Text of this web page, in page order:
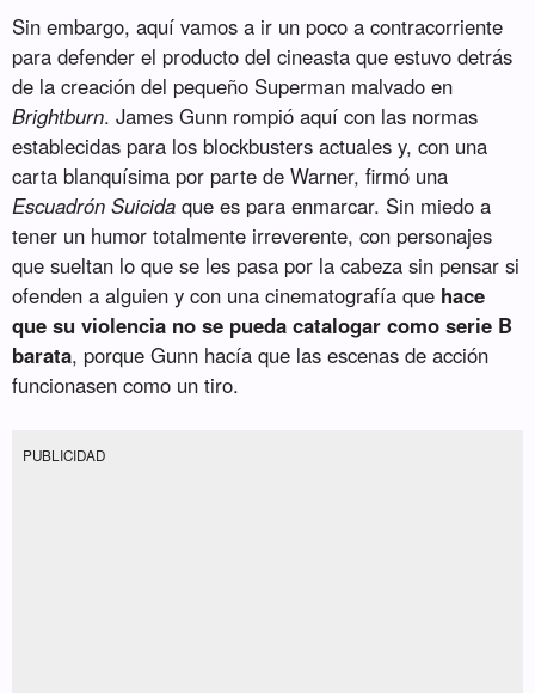
Sin embargo, aquí vamos a ir un poco a contracorriente
para defender el producto del cineasta que estuvo detrás
de la creación del pequeño Superman malvado en
Brightburn. James Gunn rompió aquí con las normas
establecidas para los blockbusters actuales y, con una
carta blanquísima por parte de Warner, firmó una
Escuadrón Suicida que es para enmarcar. Sin miedo a
tener un humor totalmente irreverente, con personajes
que sueltan lo que se les pasa por la cabeza sin pensar si
ofenden a alguien y con una cinematografía que hace
que su violencia no se pueda catalogar como serie B
barata, porque Gunn hacía que las escenas de acción
funcionasen como un tiro.
PUBLICIDAD